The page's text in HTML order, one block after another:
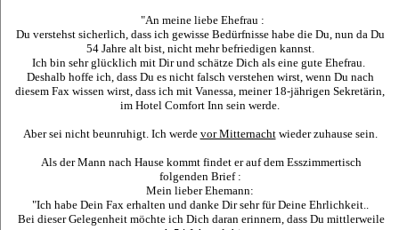
"An meine liebe Ehefrau :
Du verstehst sicherlich, dass ich gewisse Bedürfnisse habe die Du, nun da Du
54 Jahre alt bist, nicht mehr befriedigen kannst.
Ich bin sehr glücklich mit Dir und schätze Dich als eine gute Ehefrau.
Deshalb hoffe ich, dass Du es nicht falsch verstehen wirst, wenn Du nach
diesem Fax wissen wirst, dass ich mit Vanessa, meiner 18-jährigen Sekretärin,
im Hotel Comfort Inn sein werde.
Aber sei nicht beunruhigt. Ich werde vor Mitternachtwieder zuhause sein.
Als der Mann nach Hause kommt findet er auf dem Esszimmertisch
folgenden Brief :
Mein lieber Ehemann:
"Ich habe Dein Fax erhalten und danke Dir sehr für Deine Ehrlichkeit..
Bei dieser Gelegenheit möchte ich Dich daran erinnern, dass Du mittlerweile